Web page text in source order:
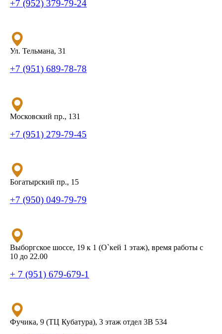
+7 (952) 379-79-24
Ул. Тельмана, 31
+7 (951) 689-78-78
Московский пр., 131
+7 (951) 279-79-45
Богатырский пр., 15
+7 (950) 049-79-79
Выборгское шоссе, 19 к 1 (О`кей 1 этаж), время работы с
10 до 22.00
+ 7 (951) 679-679-1
Фучика, 9 (ТЦ Кубатура), 3 этаж отдел 3В 534